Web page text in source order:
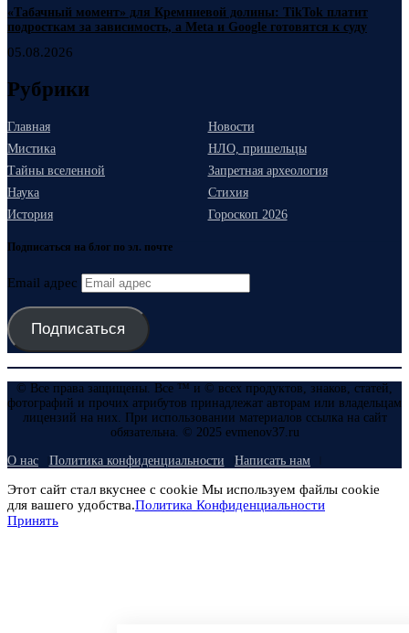
«Табачный момент» для Кремниевой долины: TikTok платит
подросткам за зависимость, а Meta и Google готовятся к суду
05.08.2026
Рубрики
Главная
Новости
Мистика
НЛО, пришельцы
Тайны вселенной
Запретная археология
Наука
Стихия
История
Гороскоп 2026
Подписаться на блог по эл. почте
Email адрес
Подписаться
© Все права защищены. Все ™ и © всех продуктов, знаков, статей,
фотографий и прочих атрибутов принадлежат авторам или владельцам
лицензий на них. При использовании материалов ссылка на сайт
обязательна. © 2025 evmenov37.ru
О нас Политика конфиденциальности Написать нам
Этот сайт стал вкуснее с cookie Мы используем файлы cookie
для вашего удобства.Политика Конфиденциальности
Принять